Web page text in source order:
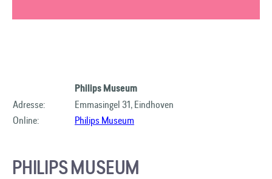
Philips Museum
Adresse:
Emmasingel 31, Eindhoven
Online:
Philips Museum
PHILIPS MUSEUM